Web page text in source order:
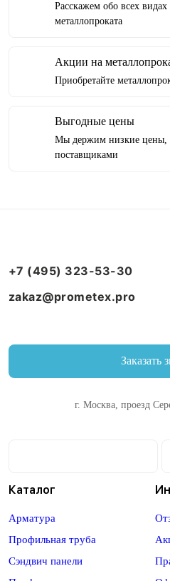
Расскажем обо всех видах
металлопроката
Акции на
Приобретайте
Выгодные цены
Мы держим низкие цены,
поставщиками
+7 (495) 323-53-30
zakaz@prometex.pro
Заказать
г. Москва, проезд
Каталог
Арматура
Профильная труба
Сэндвич панели